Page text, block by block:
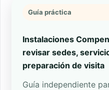
Guía práctica
Instalaciones
revisar sedes,
preparación de visita
Guía independiente